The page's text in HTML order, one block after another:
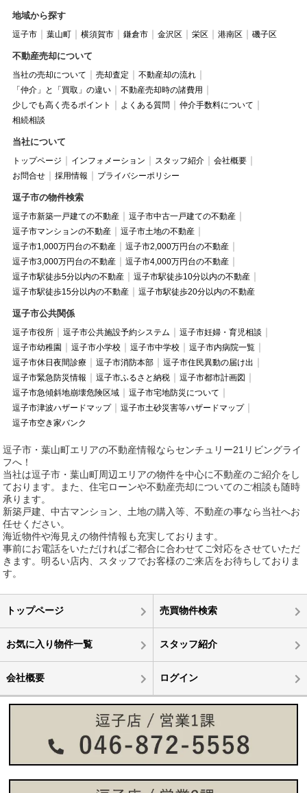
地域から探す
逗子市 葉山町 横須賀市 鎌倉市 金沢区 栄区 港南区 磯子区
不動産売却について
当社の売却について 売却査定
不動産却の流れ
「仲介」と「買取」の違い
不動産売却時の諸費用
少しでも高く売るポイント
よくある質問
仲介手数料について
相続相談
当社について
トップページ インフォメーション スタッフ紹介
会社概要
お問合せ
採用情報 プライバシーポリシー
逗子市の物件検索
逗子市新築一戸建ての不動産
逗子市中古一戸建ての不動産
逗子市マンションの不動産
逗子市土地の不動産
逗子市1,000万円台の不動産
逗子市2,000万円台の不動産
逗子市3,000万円台の不動産
逗子市4,000万円台の不動産
逗子市駅徒歩5分以内の不動産
逗子市駅徒歩10分以内の不動産
逗子市駅徒歩15分以内の不動産
逗子市駅徒歩20分以内の不動産
逗子市公共関係
逗子市役所 逗子市公共施設予約システム
逗子市妊婦・育児相談
逗子市幼稚園
逗子市小学校 逗子市中学校
逗子市内病院一覧
逗子市休日夜間診療
逗子市消防本部
逗子市住民異動の届け出
逗子市緊急防災情報
逗子市ふるさと納税
逗子市都市計画図
逗子市急傾斜地崩壊危険区域
逗子市宅地防災について
逗子市津波ハザードマップ
逗子市土砂災害等ハザードマップ
逗子市空き家バンク
逗子市・葉山町エリアの不動産情報ならセンチュリー21リビングライ
フへ！
当社は逗子市・葉山町周辺エリアの物件を中心に不動産のご紹介をし
ております。また、住宅ローンや不動産売却についてのご相談も随時
承ります。
新築戸建、中古マンション、土地の購入等、不動産の事なら当社へお
任せください。
海近物件や海見えの物件情報も充実しております。
事前にお電話をいただければご都合に合わせてご対応をさせていただ
きます。明るい店内、スタッフでお客様のご来店をお待ちしておりま
す。
トップページ 売買物件検索
お気に入り物件一覧 スタッフ紹介
会社概要 ログイン